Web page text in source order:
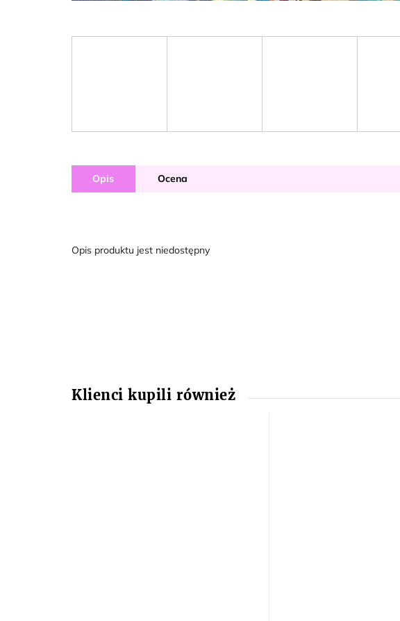
Opis Ocena
Opis produktu jest niedostępny